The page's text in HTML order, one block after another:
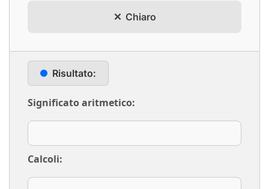
Chiaro
Risultato:
Significato aritmetico:
Calcoli: